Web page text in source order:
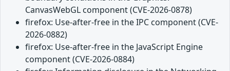
CanvasWebGL component (CVE-2026-0878)
firefox: Use-after-free in the IPC component (CVE-
2026-0882)
firefox: Use-after-free in the JavaScript Engine
component (CVE-2026-0884)